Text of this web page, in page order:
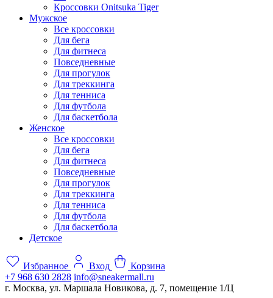
Кроссовки Onitsuka Tiger
Мужское
Все кроссовки
Для бега
Для фитнеса
Повседневные
Для прогулок
Для треккинга
Для тенниса
Для футбола
Для баскетбола
Женское
Все кроссовки
Для бега
Для фитнеса
Повседневные
Для прогулок
Для треккинга
Для тенниса
Для футбола
Для баскетбола
Детское
Избранное Вход
Корзина
+7 968 630 2828 info@sneakermall.ru
г. Москва, ул. Маршала Новикова, д. 7, помещение 1/Ц